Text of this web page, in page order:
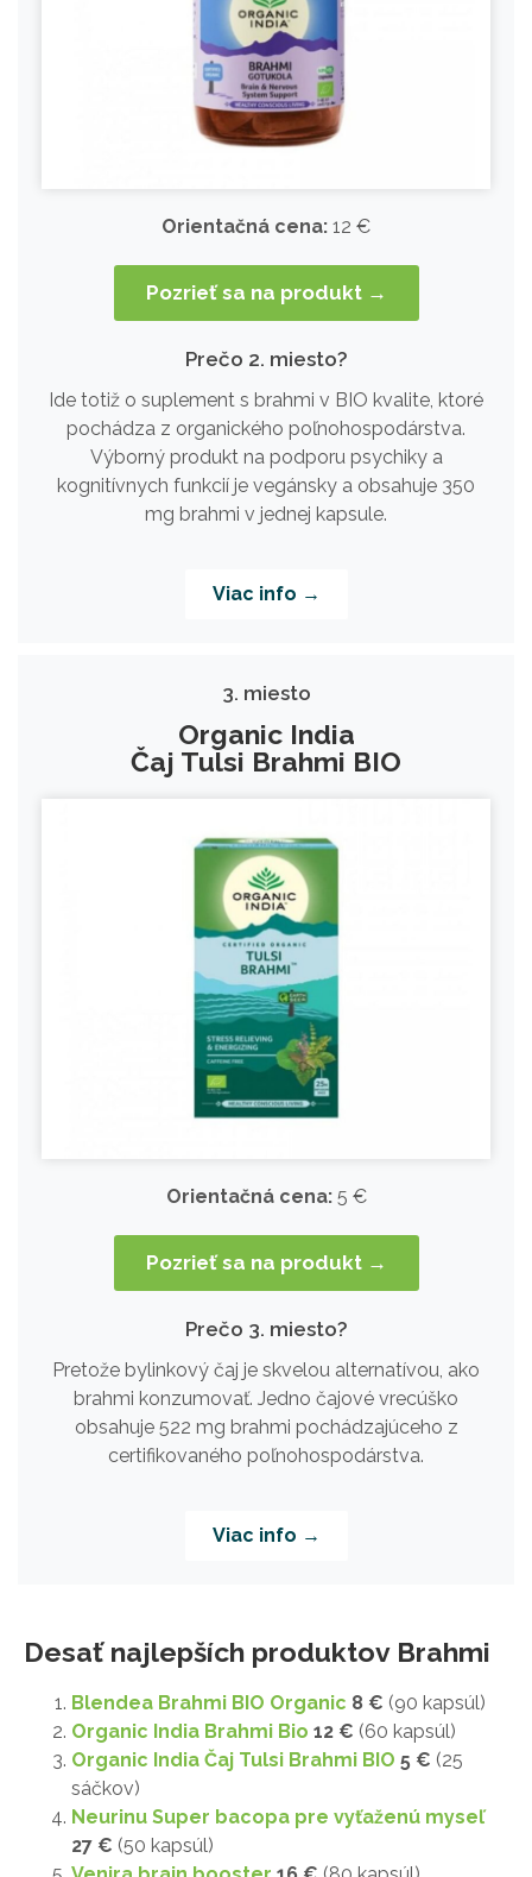
Orientačná cena: 12 €
Pozrieť sa na produkt →
Prečo 2. miesto?
Ide totiž o suplement s brahmi v BIO kvalite, ktoré
pochádza z organického poľnohospodárstva.
Výborný produkt na podporu psychiky a
kognitívnych funkcií je vegánsky a obsahuje 350
mg brahmi v jednej kapsule.
Viac info →
3. miesto
Organic India
Čaj Tulsi Brahmi BIO
Orientačná cena:5 €
Pozrieť sa na produkt →
Prečo 3. miesto?
Pretože bylinkový čaj je skvelou alternatívou, ako
brahmi konzumovať. Jedno čajové vrecúško
obsahuje 522 mg brahmi pochádzajúceho z
certifikovaného poľnohospodárstva.
Viac info →
Desať najlepších produktov Brahmi
Blendea Brahmi BIO Organic 8 € (90 kapsúl)
Organic India Brahmi Bio 12 € (60 kapsúl)
Organic India Čaj Tulsi Brahmi BIO 5 € (25
sáčkov)
Neurinu Super bacopa pre vyťaženú myseľ
27 € (50 kapsúl)